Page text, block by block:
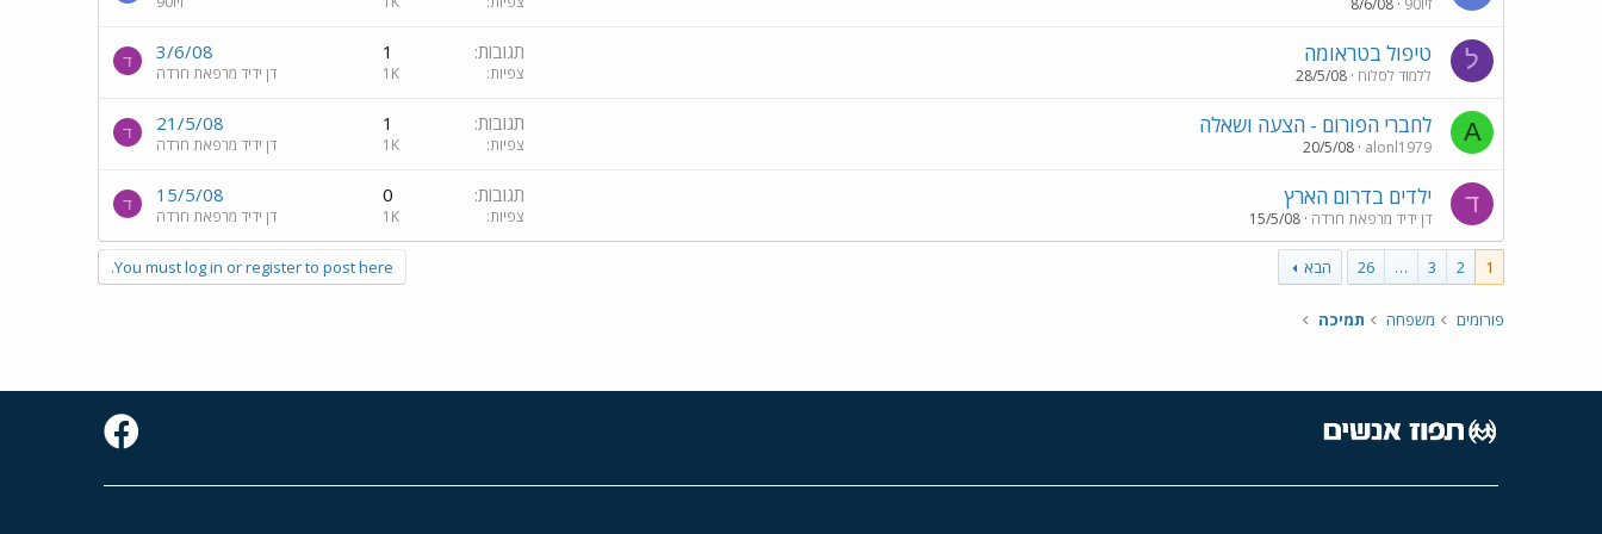
זיו90 8/6/08
ל טיפול בטראומה
ללמוד לסלוח 28/5/08
תגובות 1
צפיות 1K
3/6/08
דן ידיד מרפאת חרדה
ד
A לחברי הפורום - הצעה ושאלה
alonl1979
20/5/08
תגובות 1
צפיות 1K
21/5/08
דן ידיד מרפאת חרדה
ד
ד ילדים בדרום הארץ
דן ידיד מרפאת חרדה 15/5/08
תגובות 0
צפיות 1K
15/5/08
דן ידיד מרפאת חרדה
ד
1
2
3
…
26 הבא You must log in or register to post here.
פורומים משפחה תמיכה